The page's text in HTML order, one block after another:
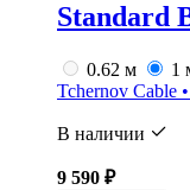
Standard
0.62 м 1
Tchernov Cable
В наличии
9 590 ₽